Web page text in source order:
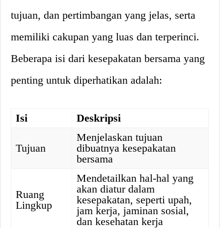
tujuan, dan pertimbangan yang jelas, serta
memiliki cakupan yang luas dan terperinci.
Beberapa isi dari kesepakatan bersama yang
penting untuk diperhatikan adalah:
Isi Deskripsi
Tujuan
Menjelaskan tujuan
dibuatnya kesepakatan
bersama
Ruang
Lingkup
Mendetailkan hal-hal yang
akan diatur dalam
kesepakatan, seperti upah,
jam kerja, jaminan sosial,
dan kesehatan kerja